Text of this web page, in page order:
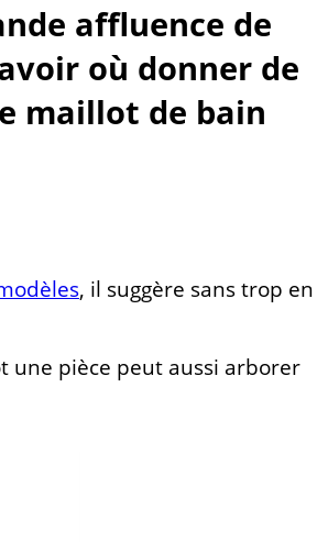
affluence de
où donner de
maillot de bain
, il suggère sans trop en
une pièce peut aussi arborer